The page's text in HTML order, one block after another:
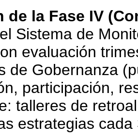
de la Fase IV
Sistema de
evaluación
de Gobernanza
participación,
talleres de
estrategias cada